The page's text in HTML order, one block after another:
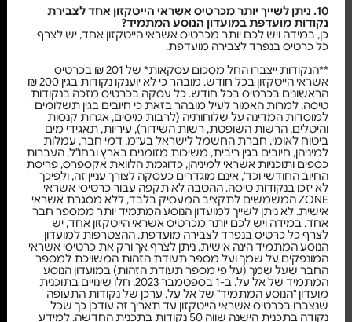
10. ניתן לשייך יותר מכרטיס אשראי הייטקזון אחד לצבירת
נקודות מועדפת במועדון הנוסע המתמיד?
כן, במידה ויש לכם יותר מכרטיס אשראי הייטקזון אחד, יש לצרף
כל כרטיס בנפרד לצבירה מועדפת.
**הנקודות ייצברו החל מסכום עסקאות* של 201 ₪ בכרטיס
אשראי הייטקזון בכל חודש. מובהר כי לא יוענקו נקודות בגין 200 ₪
הראשונים בכרטיס בכל חודש. כל עסקה בכרטיס מזכה בנקודות
טיסה. למרות האמור לעיל מובהר בזאת כי חיובים בגין תשלומים
למוסדות המדינה על שלוחותיה (לרבות מיסים, אגרות קנסות
והיטלים, הרשות השופטת, רשות השידור), עיריות, תאגידי מים
ביטוח לאומי, חברת החשמל לישראל בע"מ, דמי חבר, עמלות
למיניהן, חיובים בגין ריבית, משיכות מזומנים בארץ ובחו"ל, העברות
כספים ותוכניות אשראי למיניהן, כדוגמת הלוואת אקספרס, פריסת
החיוב החודשי וכד', אינם מוגדרים כעסקה לצורך עניין זה, ולפיכך
לא יזכו בנקודות טיסה. ההטבה לא תקפה עבור כרטיסי אשראי
ZONE המשמשים לתקציב המעסיק בלבד, ללא מסגרת אשראי
אישית. לא ניתן לשייך למועדון הנוסע המתמיד יותר ממספר חבר
אחד. במידה ויש לכם יותר מכרטיס אשראי הייטקזון אחד, יש
לצרף כל כרטיס בנפרד לצבירה מועדפת. ההצטרפות למועדון
הנוסע המתמיד הינה אישית, ניתן לצרף אך ורק את כרטיסי אשראי
המונפקים על שמך ועל מספר תעודת הזהות המשויכת למספר
החבר שעל שמך (על פי מספר תעודת הזהות) במועדון הנוסע
המתמיד של אל על. ב-1 בספטמבר 2023, חלו שינויים בתוכנית
מועדון "הנוסע המתמיד" של אל על. ערכן של נקודות התעופה
שנצברו בכרטיס אשראי הייטקזון עד תאריך זה עודכן כך שכל
נקודה בתכנית הישנה שווה 50 נקודות בתכנית החדשה. למידע